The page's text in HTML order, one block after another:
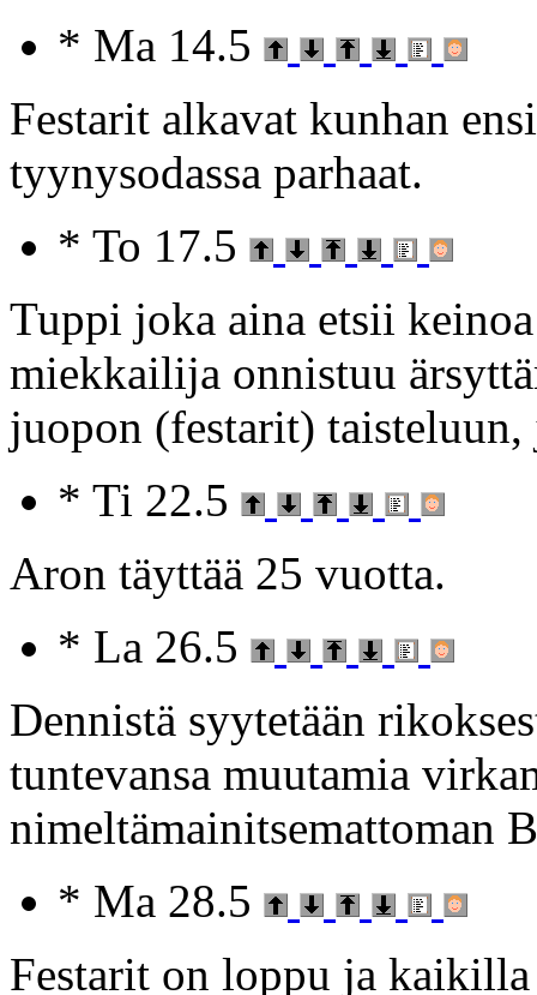
* Ma 14.5
Festarit alkavat kunhan
tyynysodassa parhaat.
* To 17.5
Tuppi joka aina etsii
miekkailija onnistuu
juopon (festarit)
* Ti 22.5
Aron täyttää 25 vuotta.
* La 26.5
Dennistä syytetään
tuntevansa muutamia
nimeltämainitsemattoman
* Ma 28.5
Festarit on loppu ja